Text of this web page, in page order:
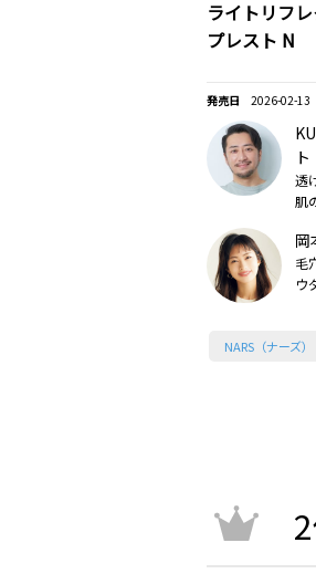
ライトリフ
プレスト N
2026-02-13
ト
透
肌
岡
毛
ウ
NARS（ナーズ